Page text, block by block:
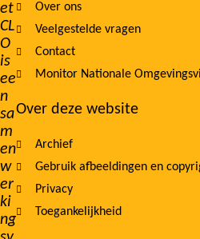
et
CL
O
is
ee
n
sa
m
en
w
er
ki
ng
navigation
Over ons
Veelgestelde vragen
Contact
Monitor Nationale
Over deze website
Archief
Gebruik afbeeldingen en
Privacy
Toegankelijkheid